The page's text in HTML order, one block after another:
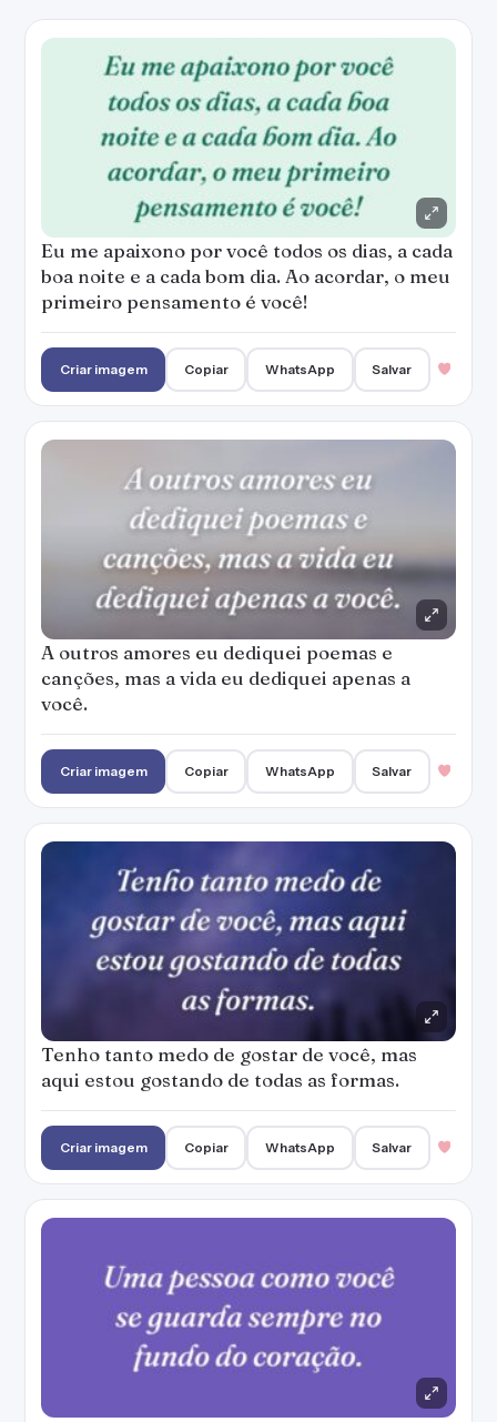
Eu me apaixono por você todos os dias, a cada
boa noite e a cada bom dia. Ao acordar, o meu
primeiro pensamento é você!
Criar imagem Copiar WhatsApp Salvar
A outros amores eu dediquei poemas e
canções, mas a vida eu dediquei apenas a
você.
Criar imagem Copiar WhatsApp Salvar
Tenho tanto medo de gostar de você, mas
aqui estou gostando de todas as formas.
Criar imagem Copiar WhatsApp Salvar